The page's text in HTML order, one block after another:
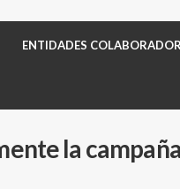
ENTIDADES
la